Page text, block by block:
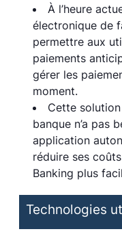
À l’heure
électronique de
permettre aux
paiements
gérer les
moment.
Cette
banque n’a pas
application
réduire ses
Banking plus
Technologies